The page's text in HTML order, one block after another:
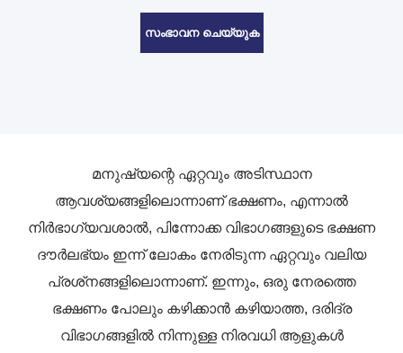
സംഭാവന ചെയ്യുക
മനുഷ്യന്റെ ഏറ്റവും അടിസ്ഥാന
ആവശ്യങ്ങളിലൊന്നാണ് ഭക്ഷണം, എന്നാൽ
നിർഭാഗ്യവശാൽ, പിന്നോക്ക വിഭാഗങ്ങളുടെ ഭക്ഷണ
ദൗർലഭ്യം ഇന്ന് ലോകം നേരിടുന്ന ഏറ്റവും വലിയ
പ്രശ്‌നങ്ങളിലൊന്നാണ്. ഇന്നും, ഒരു നേരത്തെ
ഭക്ഷണം പോലും കഴിക്കാൻ കഴിയാത്ത, ദരിദ്ര
വിഭാഗങ്ങളിൽ നിന്നുള്ള നിരവധി ആളുകൾ